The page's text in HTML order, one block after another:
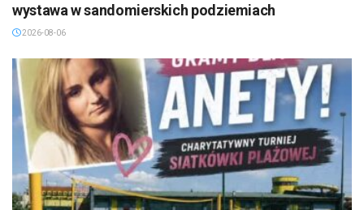
wystawa w sandomierskich podziemiach
2026-08-06